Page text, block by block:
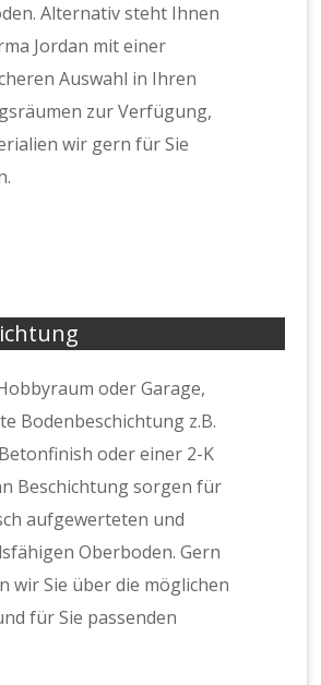
Alternativ steht Ihnen
Jordan mit einer
Auswahl in Ihren
zur Verfügung,
wir gern für Sie
oder Garage,
Bodenbeschichtung z.B.
oder einer 2-K
Beschichtung sorgen für
aufgewerteten und
Oberboden. Gern
wir Sie über die möglichen
für Sie passenden